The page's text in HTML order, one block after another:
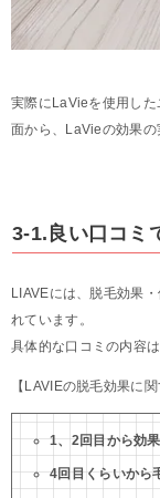
実際にLaVieを使用し
面から、LaVieの効果の
3-1.良い口コミ
LIAVEには、脱毛効果
れています。
具体的な口コミの内容
【LAVIEの脱毛効果に
1、2回目から効
4回目くらいから